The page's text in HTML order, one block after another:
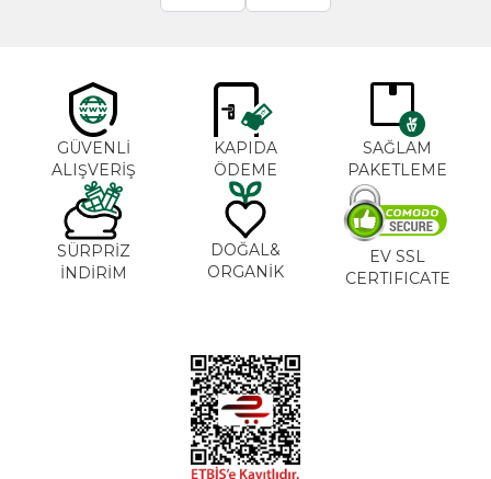
GÜVENLİ
ALIŞVERİŞ
KAPIDA
ÖDEME
SAĞLAM
PAKETLEME
SÜRPRİZ
İNDİRİM
DOĞAL&
ORGANİK
EV SSL
CERTIFICATE